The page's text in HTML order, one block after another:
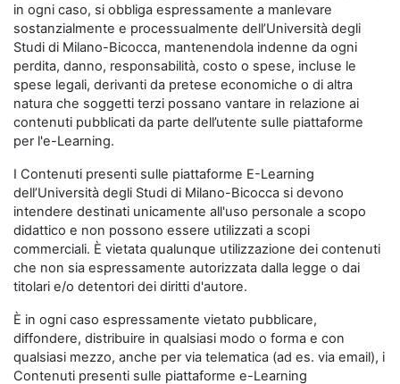
in ogni caso, si obbliga espressamente a manlevare
sostanzialmente e processualmente dell’Università degli
Studi di Milano-Bicocca, mantenendola indenne da ogni
perdita, danno, responsabilità, costo o spese, incluse le
spese legali, derivanti da pretese economiche o di altra
natura che soggetti terzi possano vantare in relazione ai
contenuti pubblicati da parte dell’utente sulle piattaforme
per l'e-Learning.
I Contenuti presenti sulle piattaforme E-Learning
dell’Università degli Studi di Milano-Bicocca si devono
intendere destinati unicamente all'uso personale a scopo
didattico e non possono essere utilizzati a scopi
commerciali. È vietata qualunque utilizzazione dei contenuti
che non sia espressamente autorizzata dalla legge o dai
titolari e/o detentori dei diritti d'autore.
È in ogni caso espressamente vietato pubblicare,
diffondere, distribuire in qualsiasi modo o forma e con
qualsiasi mezzo, anche per via telematica (ad es. via email), i
Contenuti presenti sulle piattaforme e-Learning